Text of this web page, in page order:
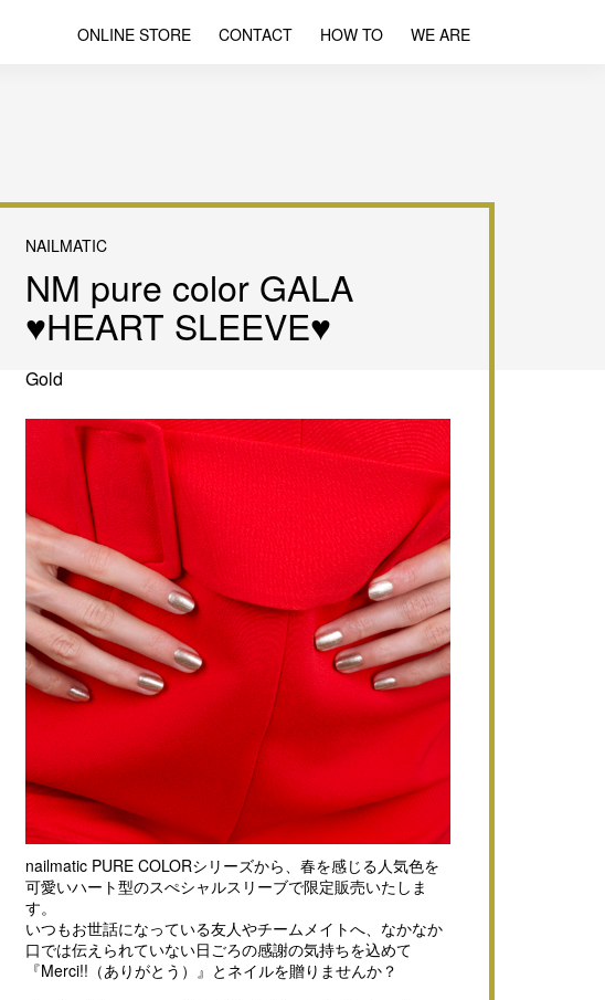
WE ARE
HOW TO
CONTACT
ONLINE STORE
NAILMATIC
NM pure color GALA
♥HEART SLEEVE♥
Gold
nailmatic PURE COLORシリーズから、春を感じる人気色を
可愛いハート型のスぺシャルスリーブで限定販売いたしま
す。
いつもお世話になっている友人やチームメイトへ、なかなか
口では伝えられていない日ごろの感謝の気持ちを込めて
『Merci!!（ありがとう）』とネイルを贈りませんか？